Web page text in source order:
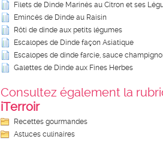
Filets de Dinde Marinés au Citron et ses
Emincés de Dinde au Raisin
Rôti de dinde aux petits légumes
Escalopes de Dinde façon Asiatique
Escalopes de dinde farcie, sauce
Galettes de Dinde aux Fines Herbes
Consultez également la
iTerroir
Recettes gourmandes
Astuces culinaires